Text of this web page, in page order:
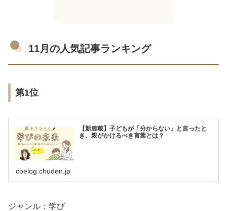
11月の人気記事ランキング
第1位
【新連載】子どもが「分からない」と言ったと
き、親がかけるべき言葉とは？
coelog.chuden.jp
ジャンル：学び